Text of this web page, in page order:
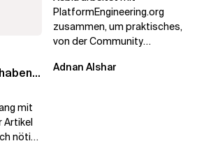
mit
Artikel
nötig
PlatformEngineering.org
zusammen, um praktisches,
von der Community
Engineering voranzutreiben,
Adnan Alshar